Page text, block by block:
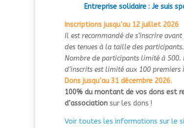
Entreprise solidaire : Je suis
Inscriptions jusqu’au 12 juillet 2026
Il est recommandé de s’inscrire avant
des tenues à la taille des participants.
Nombre de participants limité à
d’inscrits est limité aux 100 premiers
Dons jusqu’au 31 décembre 2026.
100% du montant de vos dons est
d’association sur les dons !
Voir toutes les informations sur le